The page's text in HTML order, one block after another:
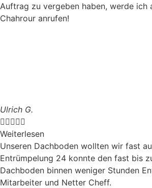
Auftrag zu vergeben haben, werde ich
Chahrour anrufen!
Ulrich G.

Weiterlesen
Unseren Dachboden wollten wir fast
Entrümpelung 24 konnte den fast bis
Dachboden binnen weniger Stunden
Mitarbeiter und Netter Cheff.